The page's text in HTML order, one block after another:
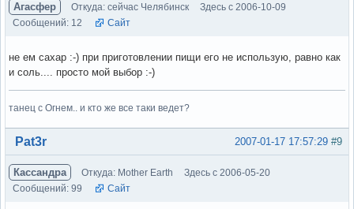
Агасфер Откуда: сейчас Челябинск
Здесь с 2006-10-09
Сообщений: 12
Сайт
не ем сахар :-) при приготовлении пищи его не использую, равно как
и соль.... просто мой выбор :-)
танец с Огнем.. и кто же все таки ведет?
Вне форума #9
2007-01-17 17:57:29
Pat3r
Кассандра Откуда: Mother Earth
Здесь с 2006-05-20
Сообщений: 99
Сайт